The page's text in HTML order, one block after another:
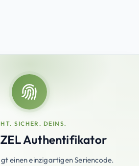
SICHER. DEINS.
Authentifikator
einen einzigartigen Seriencode.